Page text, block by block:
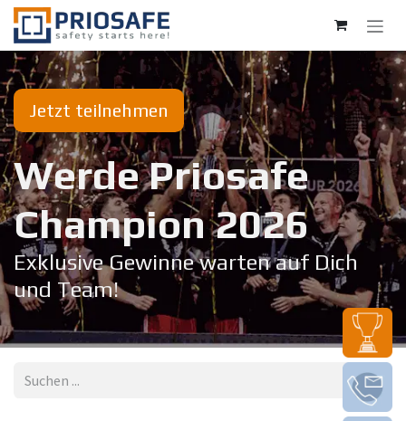
Zum Inhalt springen
Jetzt teilnehmen
Werde Priosafe
Champion 20​26
Exklusive Gewinne warten auf Dich
und Team!